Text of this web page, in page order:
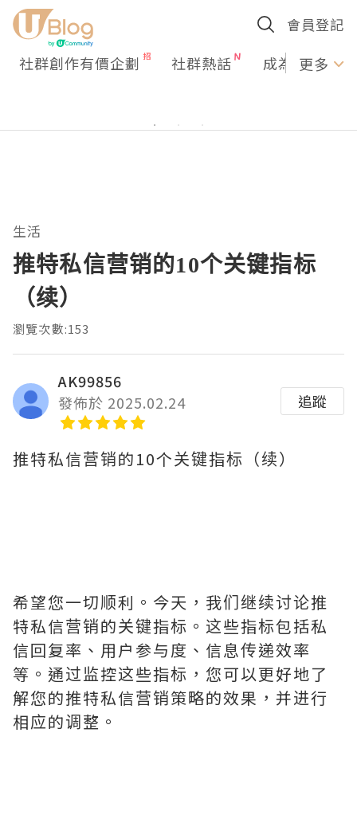
會員登記
社群創作有價企劃 社群熱話 成為U更多
生活
推特私信营销的10个关键指标
（续）
瀏覽次數:153
AK99856
發佈於 2025.02.24
追蹤
推特私信营销的10个关键指标（续）
希望您一切顺利。今天，我们继续讨论推
特私信营销的关键指标。这些指标包括私
信回复率、用户参与度、信息传递效率
等。通过监控这些指标，您可以更好地了
解您的推特私信营销策略的效果，并进行
相应的调整。